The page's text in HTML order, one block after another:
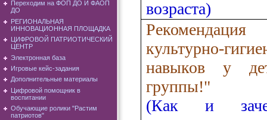
Переходим на ФОП ДО И ФАОП
ДО
РЕГИОНАЛЬНАЯ
ИННОВАЦИОННАЯ ПЛОЩАДКА
ЦИФРОВОЙ ПАТРИОТИЧЕСКИЙ
ЦЕНТР
Электронная база
Игровые кейс-задания
Дополнительные материалы
Цифровой помощник в
воспитании
Обучающие ролики "Растим
патриотов"
возраста)
культурно-
навыков у
группы!"
(Как и